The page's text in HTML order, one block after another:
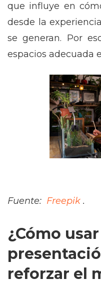
que influye en
desde la
se generan. Por
espacios adecuada
Fuente: Freepik .
¿Cómo
reforzar el